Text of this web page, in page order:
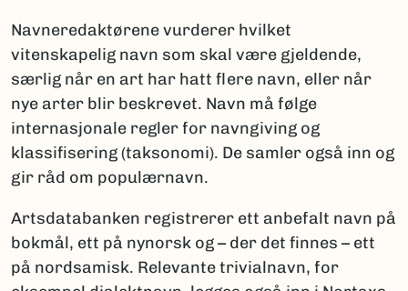
Navneredaktørene vurderer hvilket
vitenskapelig navn som skal være gjeldende,
særlig når en art har hatt flere navn, eller når
nye arter blir beskrevet. Navn må følge
internasjonale regler for navngiving og
klassifisering (taksonomi). De samler også inn og
gir råd om populærnavn.
Artsdatabanken registrerer ett anbefalt navn på
bokmål, ett på nynorsk og – der det finnes – ett
på nordsamisk. Relevante trivialnavn, for